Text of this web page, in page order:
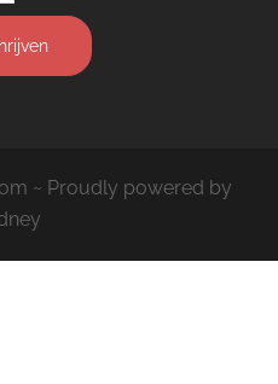
~ Proudly powered by